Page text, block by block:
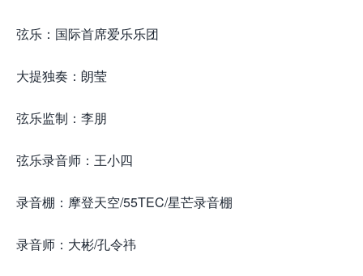
弦乐：国际首席爱乐乐团
大提独奏：朗莹
弦乐监制：李朋
弦乐录音师：王小四
录音棚：摩登天空/55TEC/星芒录音棚
录音师：大彬/孔令祎